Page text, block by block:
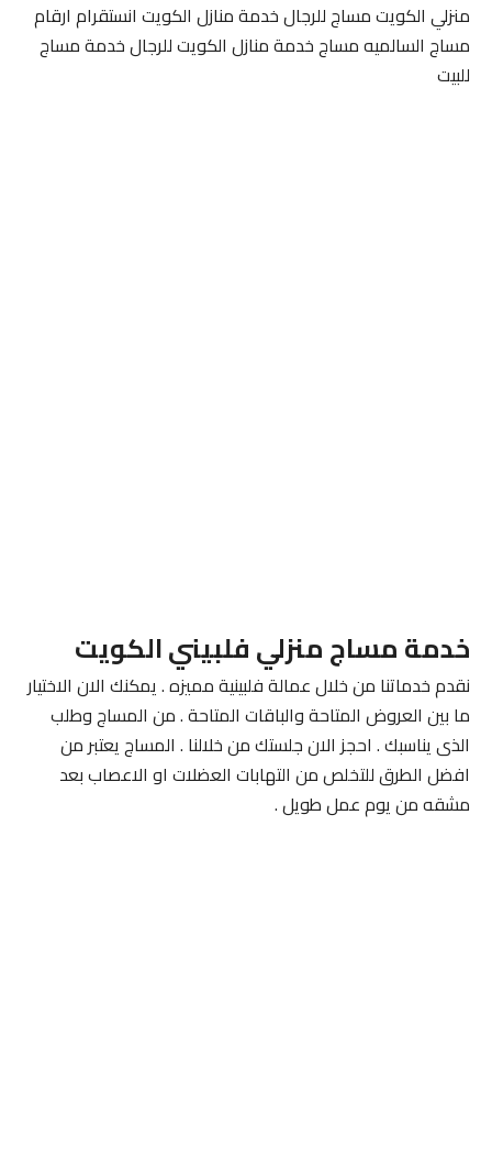
منزلي الكويت مساج للرجال خدمة منازل الكويت انستقرام ارقام
مساج السالميه مساج خدمة منازل الكويت للرجال خدمة مساج
للبيت
خدمة مساج منزلي فلبيني الكويت
نقدم خدماتنا من خلال عمالة فلبينية مميزه . يمكنك الان الاختيار
ما بين العروض المتاحة والباقات المتاحة . من المساج وطلب
الذى يناسبك . احجز الان جلستك من خلالنا . المساج يعتبر من
افضل الطرق للتخلص من التهابات العضلات او الاعصاب بعد
مشقه من يوم عمل طويل .